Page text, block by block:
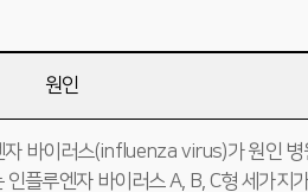
원인
자 바이러스(influenza virus)가 원인 병
플루엔자 바이러스 A, B, C형 세가지